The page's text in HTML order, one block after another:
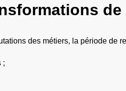
des métiers, la période de
;